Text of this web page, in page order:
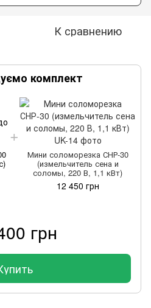
К сравнению
комплект
Мини соломорезка СНР-30
(измельчитель сена и
соломы, 220 В, 1,1 кВт)
12 450 грн
грн